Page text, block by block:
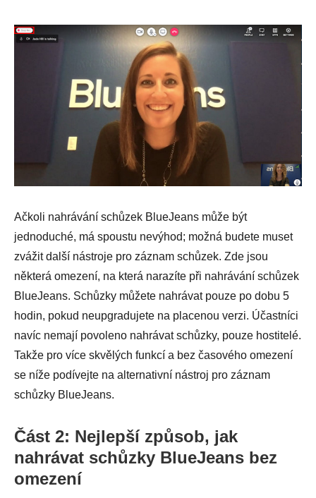
Ačkoli nahrávání schůzek BlueJeans může být
jednoduché, má spoustu nevýhod; možná budete muset
zvážit další nástroje pro záznam schůzek. Zde jsou
některá omezení, na která narazíte při nahrávání schůzek
BlueJeans. Schůzky můžete nahrávat pouze po dobu 5
hodin, pokud neupgradujete na placenou verzi. Účastníci
navíc nemají povoleno nahrávat schůzky, pouze hostitelé.
Takže pro více skvělých funkcí a bez časového omezení
se níže podívejte na alternativní nástroj pro záznam
schůzky BlueJeans.
Část 2: Nejlepší způsob, jak
nahrávat schůzky BlueJeans bez
omezení